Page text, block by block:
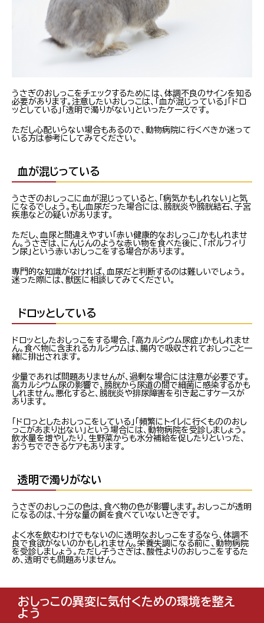
うさぎのおしっこをチェックするためには、体調不良のサインを知る
必要があります。注意したいおしっこは、「血が混じっている」「ドロ
ッとしている」「透明で濁りがない」といったケースです。
ただし心配いらない場合もあるので、動物病院に行くべきか迷って
いる方は参考にしてみてください。
血が混じっている
うさぎのおしっこに血が混じっていると、「病気かもしれない」と気
になるでしょう。もし血尿だった場合には、膀胱炎や膀胱結石、子宮
疾患などの疑いがあります。
ただし、血尿と間違えやすい「赤い健康的なおしっこ」かもしれませ
ん。うさぎは、にんじんのような赤い物を食べた後に、「ポルフィリ
ン尿」という赤いおしっこをする場合があります。
専門的な知識がなければ、血尿だと判断するのは難しいでしょう。
迷った際には、獣医に相談してみてください。
ドロッとしている
ドロッとしたおしっこをする場合、「高カルシウム尿症」かもしれませ
ん。食べ物に含まれるカルシウムは、腸内で吸収されておしっこと一
緒に排出されます。
少量であれば問題ありませんが、過剰な場合には注意が必要です。
高カルシウム尿の影響で、膀胱から尿道の間で細菌に感染するかも
しれません。悪化すると、膀胱炎や排尿障害を引き起こすケースが
あります。
「ドロっとしたおしっこをしている」「頻繁にトイレに行くもののおし
っこがあまり出ない」という場合には、動物病院を受診しましょう。
飲水量を増やしたり、生野菜からも水分補給を促したりといった、
おうちでできるケアもあります。
透明で濁りがない
うさぎのおしっこの色は、食べ物の色が影響します。おしっこが透明
になるのは、十分な量の餌を食べていないときです。
よく水を飲むわけでもないのに透明なおしっこをするなら、体調不
良で食欲がないのかもしれません。栄養失調になる前に、動物病院
を受診しましょう。ただし子うさぎは、酸性よりのおしっこをするた
め、透明でも問題ありません。
おしっこの異変に気付くための環境を整え
よう